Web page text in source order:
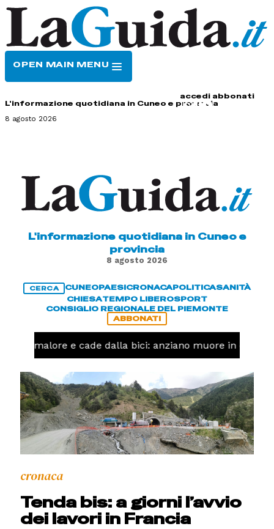
OPEN MAIN MENU
accedi abbonati
L'informazione quotidiana in Cuneo e provincia
8 agosto 2026
L'informazione quotidiana in Cuneo e
provincia
8 agosto 2026
CERCA CUNEOPAESICRONACAPOLITICASANITÀ
CHIESATEMPO LIBEROSPORT
CONSIGLIO REGIONALE DEL PIEMONTE
ABBONATI
un malore e cade dalla bici: anziano muore in corso
cronaca
Tenda bis: a giorni l’avvio
dei lavori in Francia